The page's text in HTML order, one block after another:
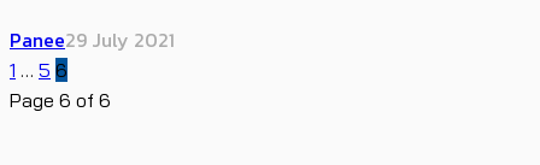
Panee29 July 2021
1 … 5 6
Page 6 of 6